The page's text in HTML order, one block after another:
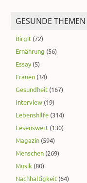
GESUNDE THEMEN
Birgit (72)
Ernährung (56)
Essay (5)
Frauen (34)
Gesundheit (167)
Interview (19)
Lebenshilfe (314)
Lesenswert (130)
Magazin (594)
Menschen (269)
Musik (80)
Nachhaltigkeit (64)